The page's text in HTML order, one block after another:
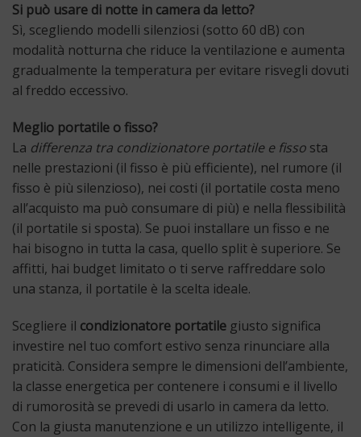
Si può usare di notte in camera da letto?
Sì, scegliendo modelli silenziosi (sotto 60 dB) con
modalità notturna che riduce la ventilazione e aumenta
gradualmente la temperatura per evitare risvegli dovuti
al freddo eccessivo.
Meglio portatile o fisso?
La differenza tra condizionatore portatile e fisso sta
nelle prestazioni (il fisso è più efficiente), nel rumore (il
fisso è più silenzioso), nei costi (il portatile costa meno
all’acquisto ma può consumare di più) e nella flessibilità
(il portatile si sposta). Se puoi installare un fisso e ne
hai bisogno in tutta la casa, quello split è superiore. Se
affitti, hai budget limitato o ti serve raffreddare solo
una stanza, il portatile è la scelta ideale.
Scegliere il condizionatore portatile giusto significa
investire nel tuo comfort estivo senza rinunciare alla
praticità. Considera sempre le dimensioni dell’ambiente,
la classe energetica per contenere i consumi e il livello
di rumorosità se prevedi di usarlo in camera da letto.
Con la giusta manutenzione e un utilizzo intelligente, il